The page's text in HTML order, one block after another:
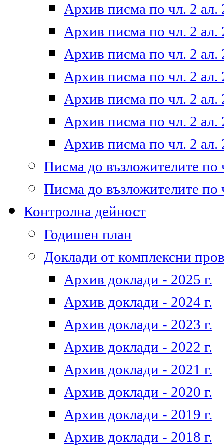
Архив писма по чл. 2 ал.
Архив писма по чл. 2 ал.
Архив писма по чл. 2 ал.
Архив писма по чл. 2 ал.
Архив писма по чл. 2 ал.
Архив писма по чл. 2 ал.
Архив писма по чл. 2 ал.
Писма до възложителите по
Писма до възложителите по
Контролна дейност
Годишен план
Доклади от комплексни
Архив доклади - 2025 г.
Архив доклади - 2024 г.
Архив доклади - 2023 г.
Архив доклади - 2022 г.
Архив доклади - 2021 г.
Архив доклади - 2020 г.
Архив доклади - 2019 г.
Архив доклади - 2018 г.